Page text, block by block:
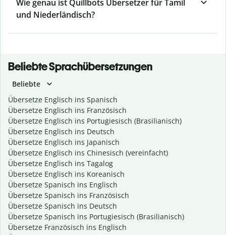
Wie genau ist Quillbots Übersetzer für Tamil
und Niederländisch?
Beliebte Sprachübersetzungen
Beliebte
Übersetze Englisch ins Spanisch
Übersetze Englisch ins Französisch
Übersetze Englisch ins Portugiesisch (Brasilianisch)
Übersetze Englisch ins Deutsch
Übersetze Englisch ins Japanisch
Übersetze Englisch ins Chinesisch (vereinfacht)
Übersetze Englisch ins Tagalog
Übersetze Englisch ins Koreanisch
Übersetze Spanisch ins Englisch
Übersetze Spanisch ins Französisch
Übersetze Spanisch ins Deutsch
Übersetze Spanisch ins Portugiesisch (Brasilianisch)
Übersetze Französisch ins Englisch